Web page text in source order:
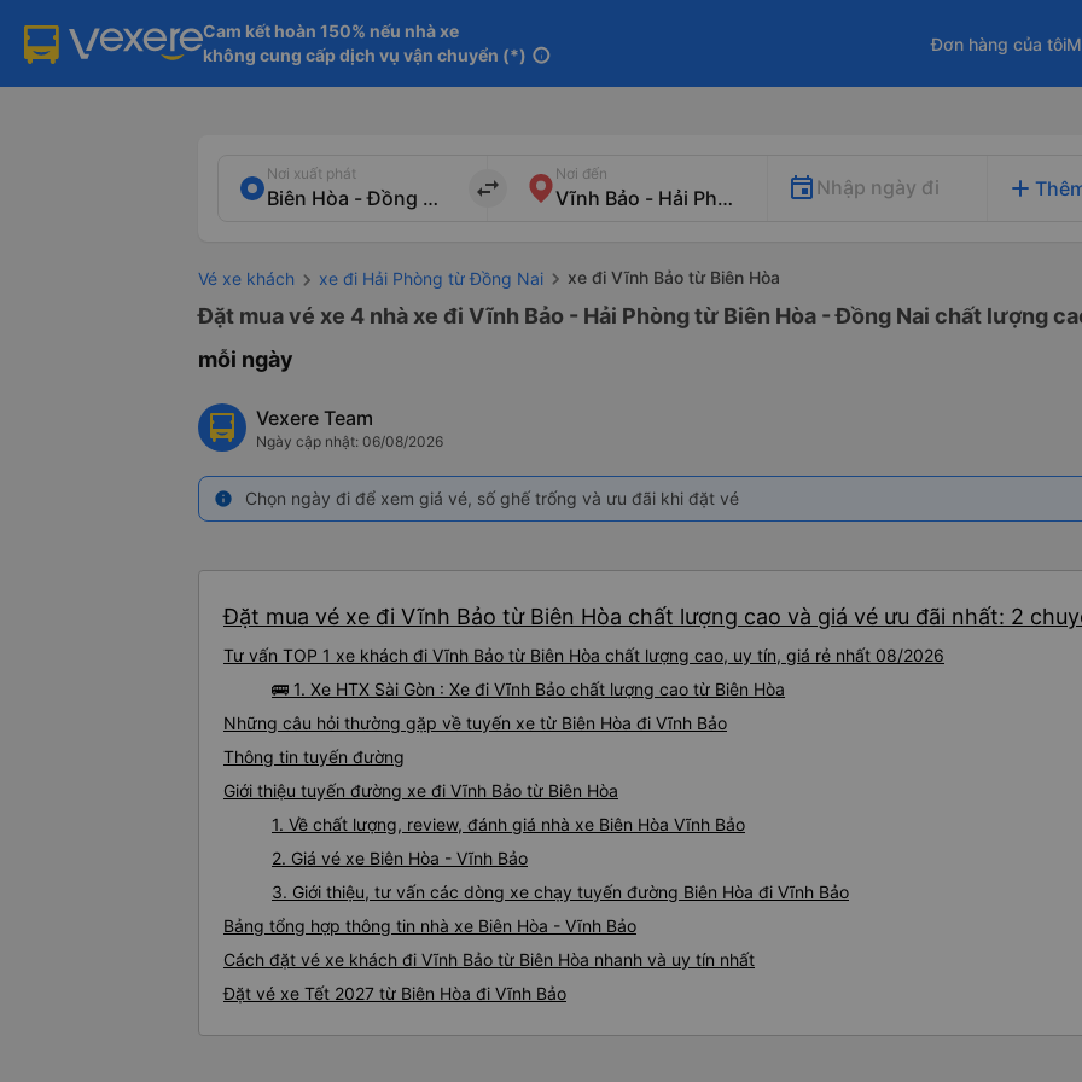
Cam kết hoàn 150% nếu nhà xe
không cung cấp dịch vụ vận chuyển (*) info
Đơn hàng của tôi
Nơi xuất phát
import_export
Nơi đến
Nhập ngày đi add
Vé xe khách xe đi Hải Phòng từ Đồng Nai xe đi Vĩnh Bảo từ Biên Hòa
Đặt mua vé xe 4 nhà xe đi Vĩnh Bảo - Hải Phòng từ Biên Hòa - Đồng Nai chất lượng
mỗi ngày
Vexere Team
Ngày cập nhật: 06/08/2026
info Chọn ngày đi để xem giá vé, số ghế trống và ưu đãi khi đặt vé
Đặt mua vé xe đi Vĩnh Bảo từ Biên Hòa chất lượng cao và giá vé ưu đãi nhất: 2
Tư vấn TOP 1 xe khách đi Vĩnh Bảo từ Biên Hòa chất lượng cao, uy tín, giá rẻ nhất 08/2026
🚌 1. Xe HTX Sài Gòn : Xe đi Vĩnh Bảo chất lượng cao từ Biên Hòa
Những câu hỏi thường gặp về tuyến xe từ Biên Hòa đi Vĩnh Bảo
Thông tin tuyến đường
Giới thiệu tuyến đường xe đi Vĩnh Bảo từ Biên Hòa
1. Về chất lượng, review, đánh giá nhà xe Biên Hòa Vĩnh Bảo
2. Giá vé xe Biên Hòa - Vĩnh Bảo
3. Giới thiệu, tư vấn các dòng xe chạy tuyến đường Biên Hòa đi Vĩnh Bảo
Bảng tổng hợp thông tin nhà xe Biên Hòa - Vĩnh Bảo
Cách đặt vé xe khách đi Vĩnh Bảo từ Biên Hòa nhanh và uy tín nhất
Đặt vé xe Tết 2027 từ Biên Hòa đi Vĩnh Bảo